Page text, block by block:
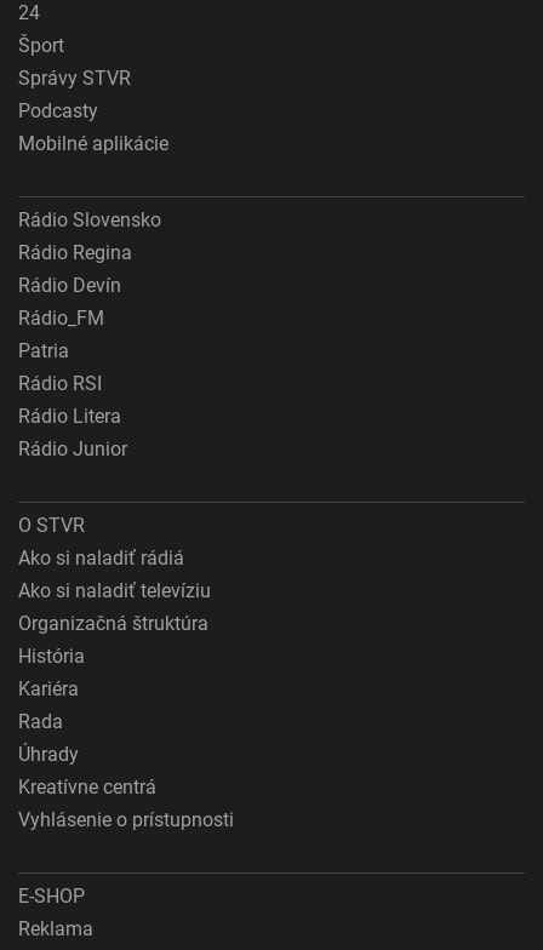
24
Šport
Správy STVR
Podcasty
Mobilné aplikácie
Rádio Slovensko
Rádio Regina
Rádio Devín
Rádio_FM
Patria
Rádio RSI
Rádio Litera
Rádio Junior
O STVR
Ako si naladiť rádiá
Ako si naladiť televíziu
Organizačná štruktúra
História
Kariéra
Rada
Úhrady
Kreatívne centrá
Vyhlásenie o prístupnosti
E-SHOP
Reklama